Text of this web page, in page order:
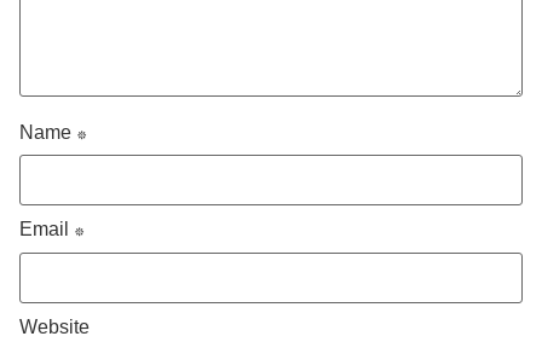
Name *
Email *
Website